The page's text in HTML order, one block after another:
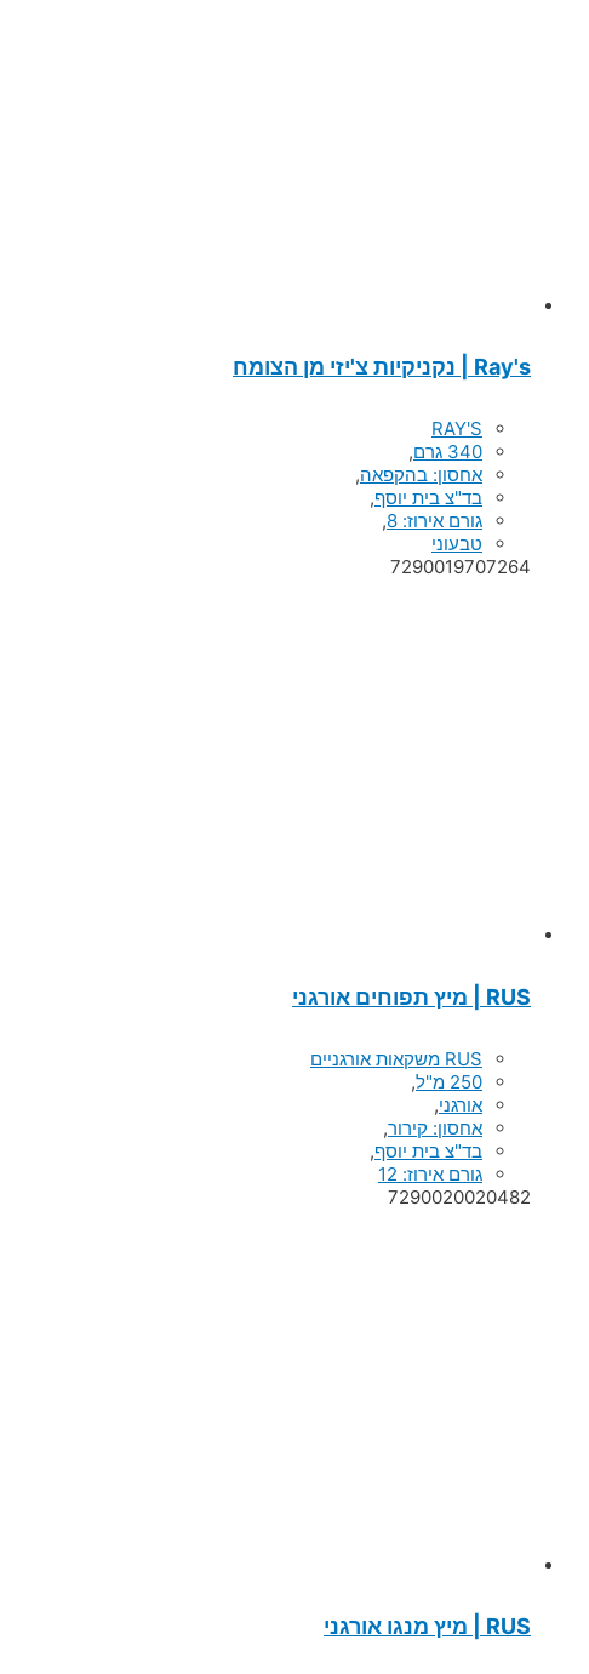
Ray's | נקניקיות צ'יזי מן הצומח
RAY'S
340 גרם
,
אחסון: בהקפאה,
בד"צ בית יוסף,
גורם אירוז: 8
,
טבעוני
7290019707264
RUS | מיץ תפוחים אורגני
RUS משקאות אורגניים
250 מ"ל
,
אורגני,
אחסון: קירור,
בד"צ בית יוסף,
גורם אירוז: 12
7290020020482
RUS | מיץ מנגו אורגני